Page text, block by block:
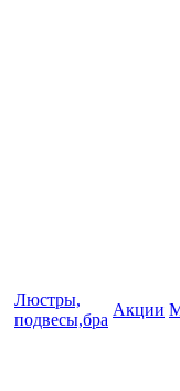
Люстры,
подвесы,бра
Акции